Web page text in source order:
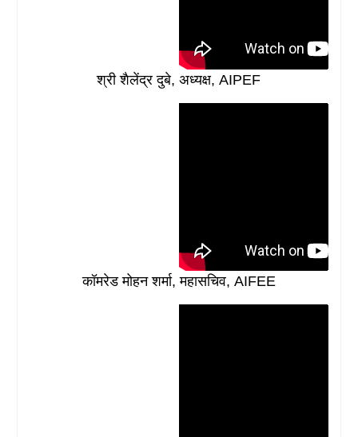
श्री शैलेंद्र दुबे, अध्यक्ष, AIPEF
कॉमरेड मोहन शर्मा, महासचिव, AIFEE